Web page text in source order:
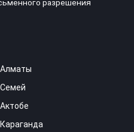
разрешения
Алматы
Семей
Актобе
Караганда